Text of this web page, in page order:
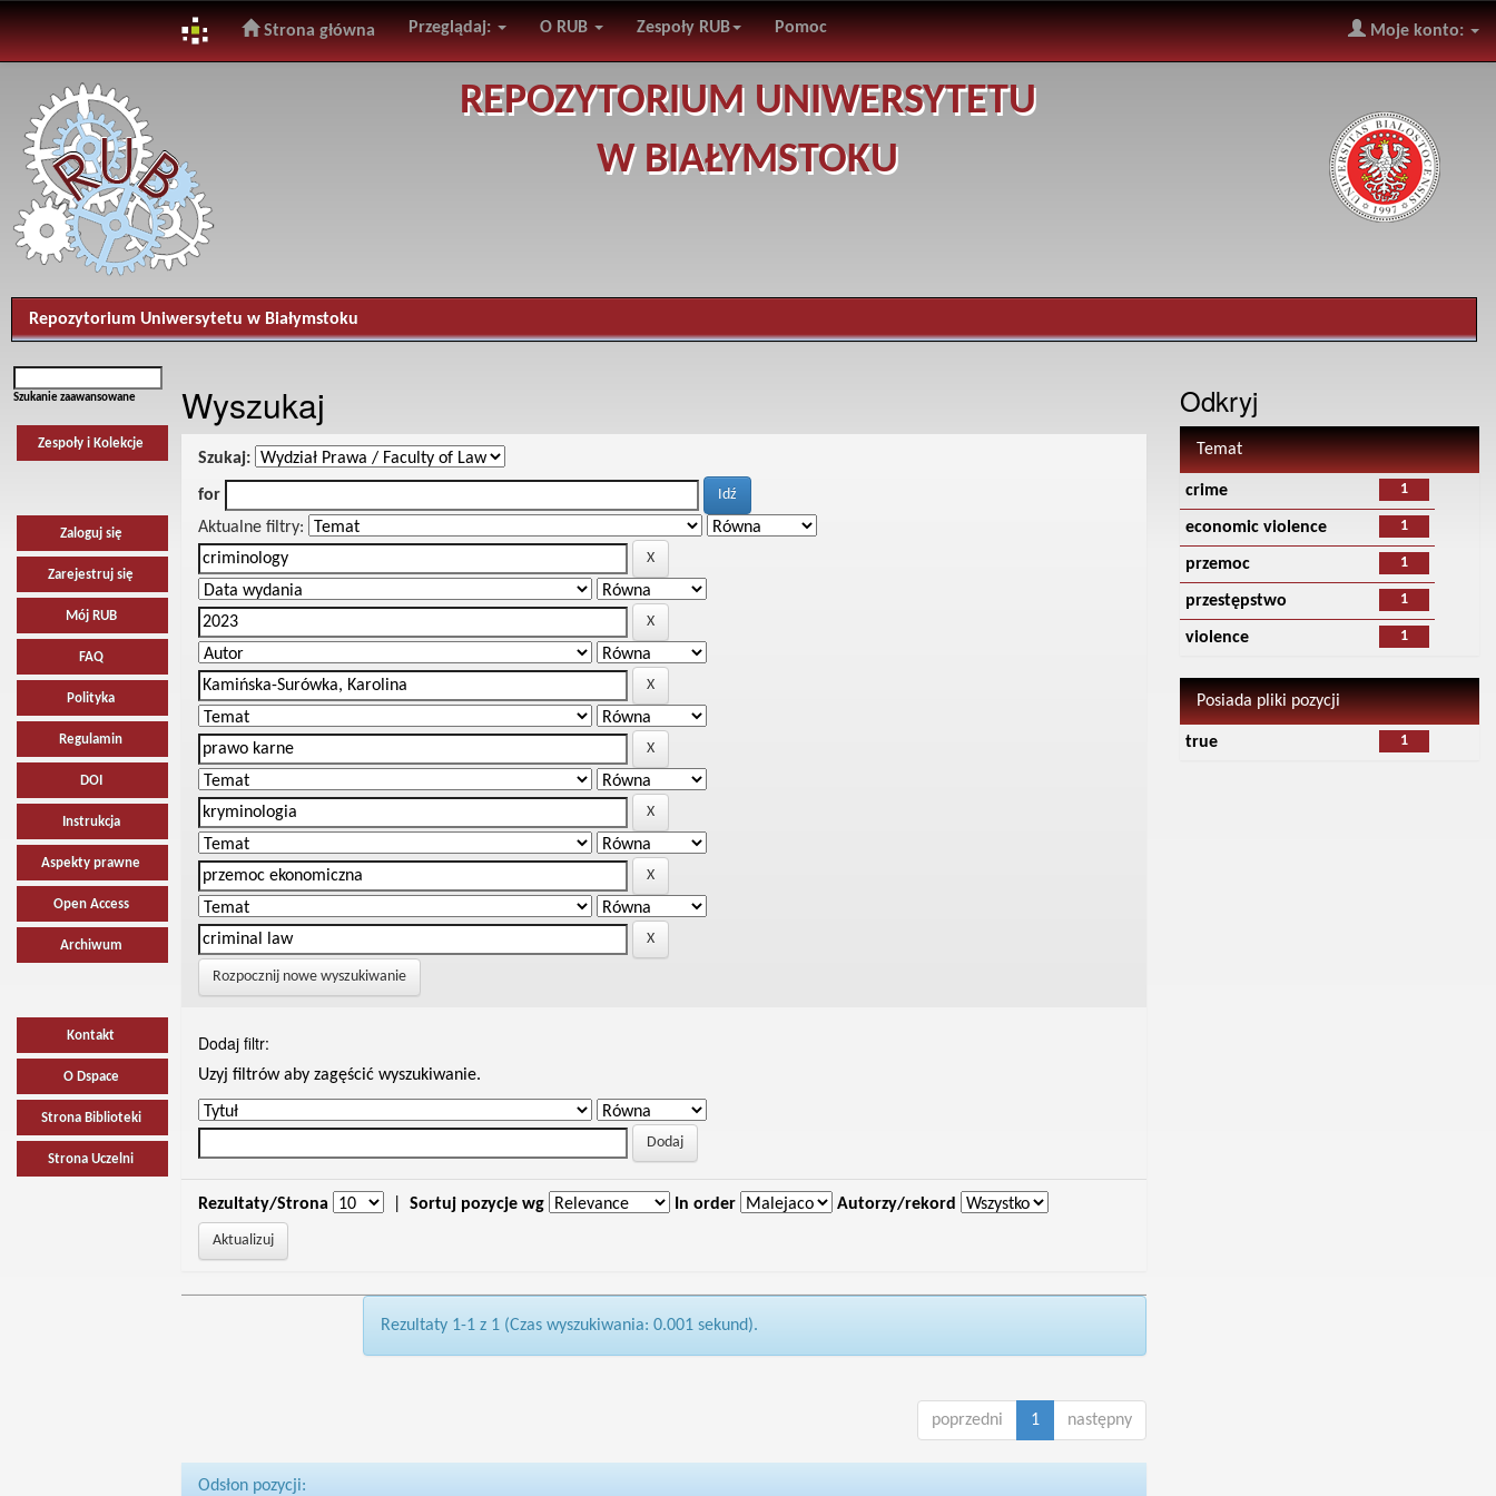
navigation
Strona główna Przeglądaj: O RUB Zespoły RUB Pomoc Moje konto:
REPOZYTORIUM UNIWERSYTETU
W BIAŁYMSTOKU
Repozytorium Uniwersytetu w Białymstoku
Szukanie zaawansowane
Zespoły i Kolekcje
Zaloguj się
Zarejestruj się
Mój RUB
FAQ
Polityka
Regulamin
DOI
Instrukcja
Aspekty prawne
Open Access
Archiwum
Kontakt
O Dspace
Strona Biblioteki
Strona Uczelni
Wyszukaj
Szukaj:
for
Aktualne filtry:
Rozpocznij nowe wyszukiwanie
Dodaj filtr:
Uzyj filtrów aby zagęścić wyszukiwanie.
Rezultaty/Strona Sortuj pozycje wg In order Autorzy/rekord
Rezultaty 1-1 z 1 (Czas wyszukiwania: 0.001 sekund).
poprzedni 1 następny
Odsłon pozycji:
Odkryj
Temat
1
crime
1
economic violence
1
przemoc
1
przestępstwo
1
violence
Posiada pliki pozycji
1
true